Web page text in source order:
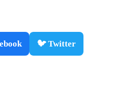
🐦 Twitter